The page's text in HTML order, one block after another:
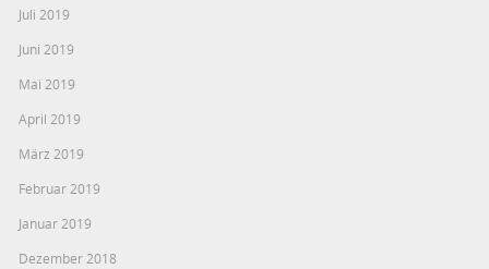
Juli 2019
Juni 2019
Mai 2019
April 2019
März 2019
Februar 2019
Januar 2019
Dezember 2018